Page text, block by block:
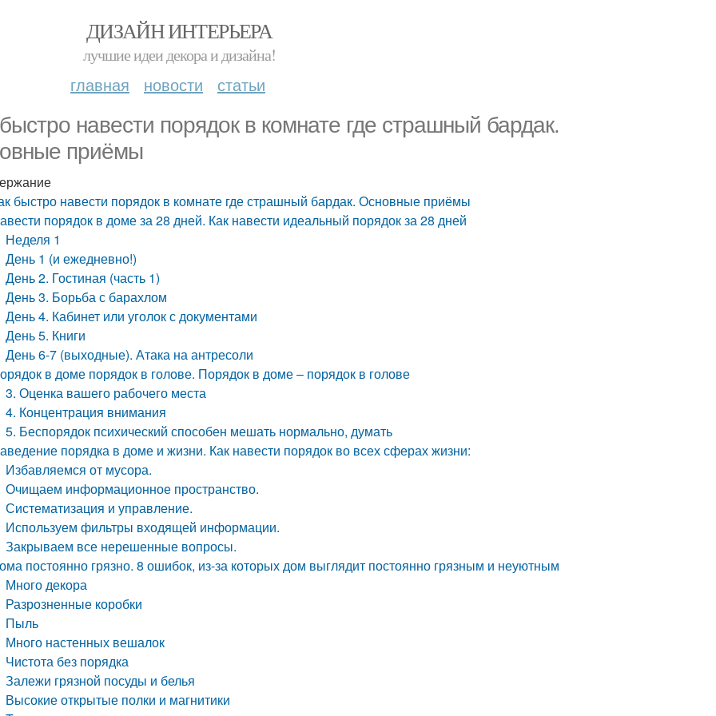
ДИЗАЙН ИНТЕРЬЕРА
лучшие идеи декора и дизайна!
главная новости статьи
навести порядок в комнате где страшный бардак.
приёмы
быстро навести порядок в комнате где страшный бардак. Основные приёмы
порядок в доме за 28 дней. Как навести идеальный порядок за 28 дней
Неделя 1
День 1 (и ежедневно!)
День 2. Гостиная (часть 1)
День 3. Борьба с барахлом
День 4. Кабинет или уголок с документами
День 5. Книги
День 6-7 (выходные). Атака на антресоли
в доме порядок в голове. Порядок в доме – порядок в голове
3. Оценка вашего рабочего места
4. Концентрация внимания
5. Беспорядок психический способен мешать нормально, думать
порядка в доме и жизни. Как навести порядок во всех сферах жизни:
Избавляемся от мусора.
Очищаем информационное пространство.
Систематизация и управление.
Используем фильтры входящей информации.
Закрываем все нерешенные вопросы.
постоянно грязно. 8 ошибок, из-за которых дом выглядит постоянно грязным и неуютным
Много декора
Разрозненные коробки
Пыль
Много настенных вешалок
Чистота без порядка
Залежи грязной посуды и белья
Высокие открытые полки и магнитики